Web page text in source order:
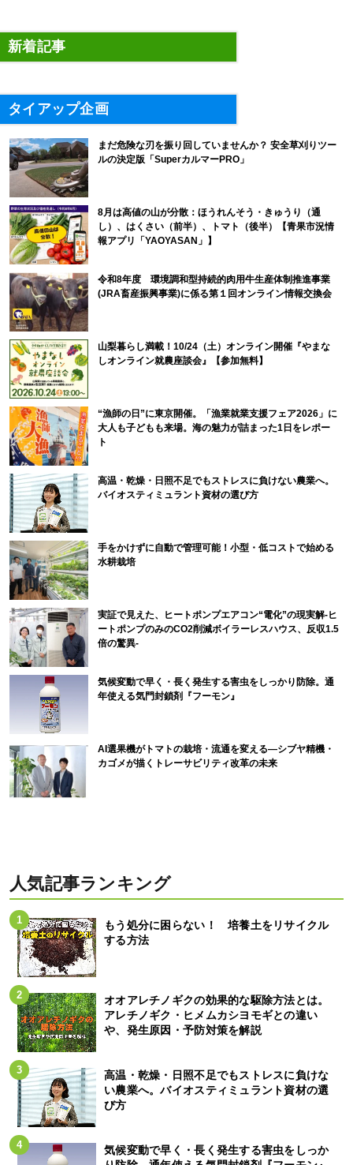
新着記事
タイアップ企画
まだ危険な刃を振り回していませんか？ 安全草刈りツー
ルの決定版「SuperカルマーPRO」
8月は高値の山が分散：ほうれんそう・きゅうり（通
し）、はくさい（前半）、トマト（後半）【青果市況情
報アプリ「YAOYASAN」】
令和8年度 環境調和型持続的肉用牛生産体制推進事業
(JRA畜産振興事業)に係る第１回オンライン情報交換会
山梨暮らし満載！10/24（土）オンライン開催『やまな
しオンライン就農座談会』【参加無料】
“漁師の日”に東京開催。「漁業就業支援フェア2026」に
大人も子どもも来場。海の魅力が詰まった1日をレポー
ト
高温・乾燥・日照不足でもストレスに負けない農業へ。
バイオスティミュラント資材の選び方
手をかけずに自動で管理可能！小型・低コストで始める
水耕栽培
実証で見えた、ヒートポンプエアコン“電化”の現実解-ヒ
ートポンプのみのCO2削減ボイラーレスハウス、反収1.5
倍の驚異-
気候変動で早く・長く発生する害虫をしっかり防除。通
年使える気門封鎖剤『フーモン』
AI選果機がトマトの栽培・流通を変える―シブヤ精機・
カゴメが描くトレーサビリティ改革の未来
人気記事ランキング
もう処分に困らない！ 培養土をリサイクル
する方法
オオアレチノギクの効果的な駆除方法とは。
アレチノギク・ヒメムカシヨモギとの違い
や、発生原因・予防対策を解説
高温・乾燥・日照不足でもストレスに負けな
い農業へ。バイオスティミュラント資材の選
び方
気候変動で早く・長く発生する害虫をしっか